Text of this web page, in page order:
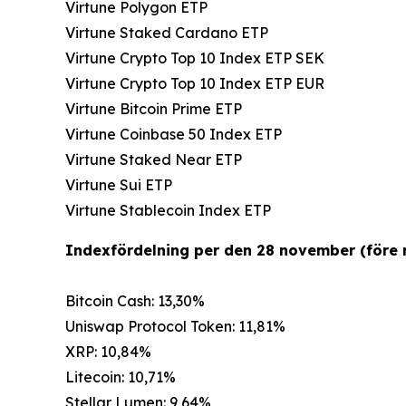
Virtune Polygon ETP
Virtune Staked Cardano ETP
Virtune Crypto Top 10 Index ETP SEK
Virtune Crypto Top 10 Index ETP EUR
Virtune Bitcoin Prime ETP
Virtune Coinbase 50 Index ETP
Virtune Staked Near ETP
Virtune Sui ETP
Virtune Stablecoin Index ETP
Indexfördelning per den 28 november (före
Bitcoin Cash: 13,30%
Uniswap Protocol Token: 11,81%
XRP: 10,84%
Litecoin: 10,71%
Stellar Lumen: 9,64%